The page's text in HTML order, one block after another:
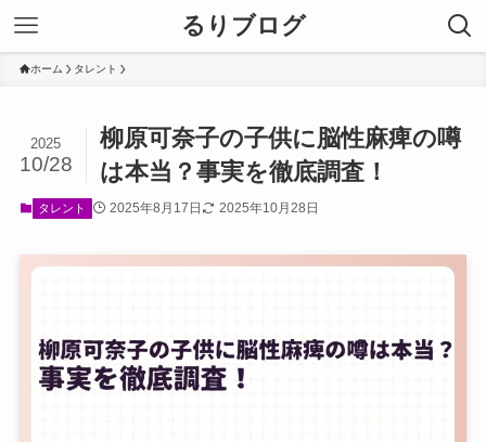
るりブログ
ホーム タレント
柳原可奈子の子供に脳性麻痺の噂
は本当？事実を徹底調査！
2025
10/28
タレント 2025年8月17日 2025年10月28日